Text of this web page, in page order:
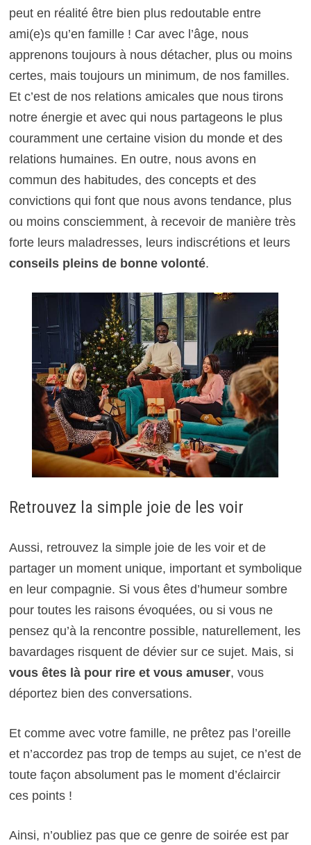
peut en réalité être bien plus redoutable entre
ami(e)s qu’en famille ! Car avec l’âge, nous
apprenons toujours à nous détacher, plus ou moins
certes, mais toujours un minimum, de nos familles.
Et c’est de nos relations amicales que nous tirons
notre énergie et avec qui nous partageons le plus
couramment une certaine vision du monde et des
relations humaines. En outre, nous avons en
commun des habitudes, des concepts et des
convictions qui font que nous avons tendance, plus
ou moins consciemment, à recevoir de manière très
forte leurs maladresses, leurs indiscrétions et leurs
conseils pleins de bonne volonté.
Retrouvez la simple joie de les voir
Aussi, retrouvez la simple joie de les voir et de
partager un moment unique, important et symbolique
en leur compagnie. Si vous êtes d’humeur sombre
pour toutes les raisons évoquées, ou si vous ne
pensez qu’à la rencontre possible, naturellement, les
bavardages risquent de dévier sur ce sujet. Mais, si
vous êtes là pour rire et vous amuser, vous
déportez bien des conversations.
Et comme avec votre famille, ne prêtez pas l’oreille
et n’accordez pas trop de temps au sujet, ce n’est de
toute façon absolument pas le moment d’éclaircir
ces points !
Ainsi, n’oubliez pas que ce genre de soirée est par